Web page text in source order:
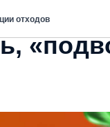
отходов
и